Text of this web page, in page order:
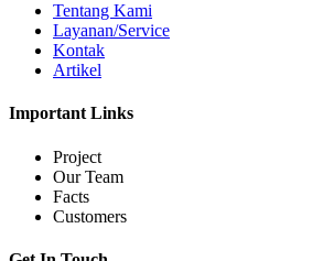
Tentang Kami
Layanan/Service
Kontak
Artikel
Important Links
Project
Our Team
Facts
Customers